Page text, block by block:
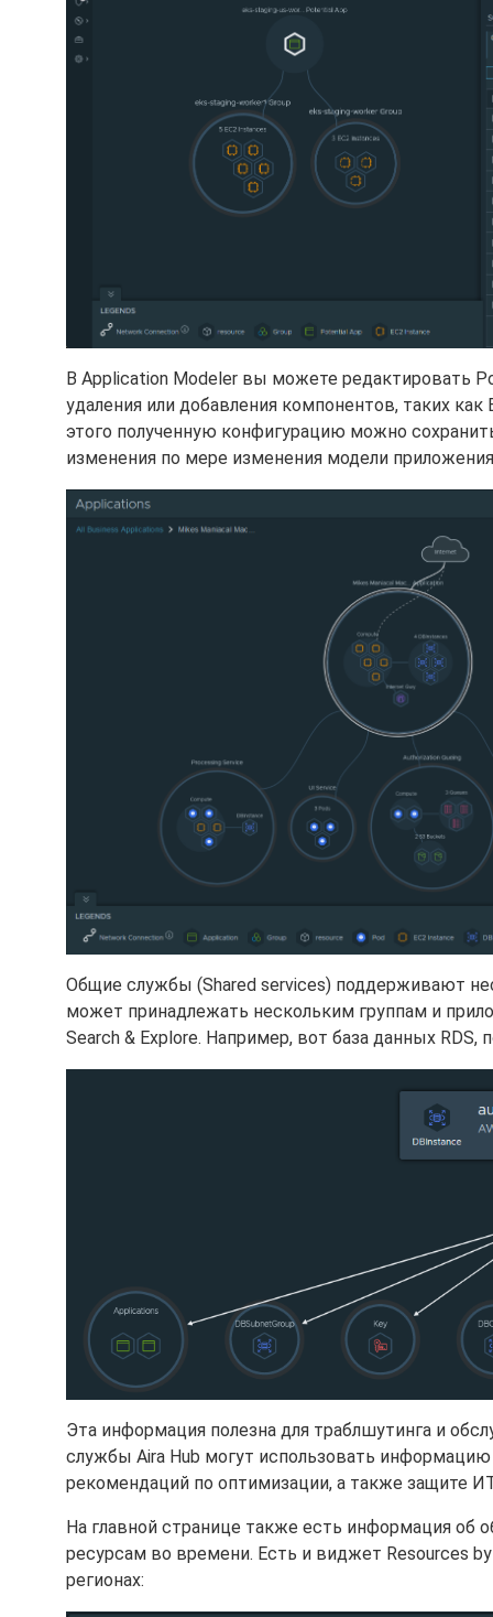
В Application Modeler вы можете редактировать
удаления или добавления компонентов, таких
этого полученную конфигурацию можно
изменения по мере изменения модели
Общие службы (Shared services) поддерживают
может принадлежать нескольким группам и
Search & Explore. Например, вот база данных
Эта информация полезна для траблшутинга и
службы Aira Hub могут использовать информацию
рекомендаций по оптимизации, а также защите
На главной странице также есть информация об
ресурсам во времени. Есть и виджет Resources
регионах: